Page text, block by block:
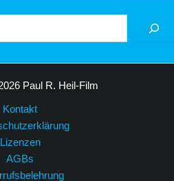
Paul R. Heil-Film
Kontakt
Lizenzen
AGBs